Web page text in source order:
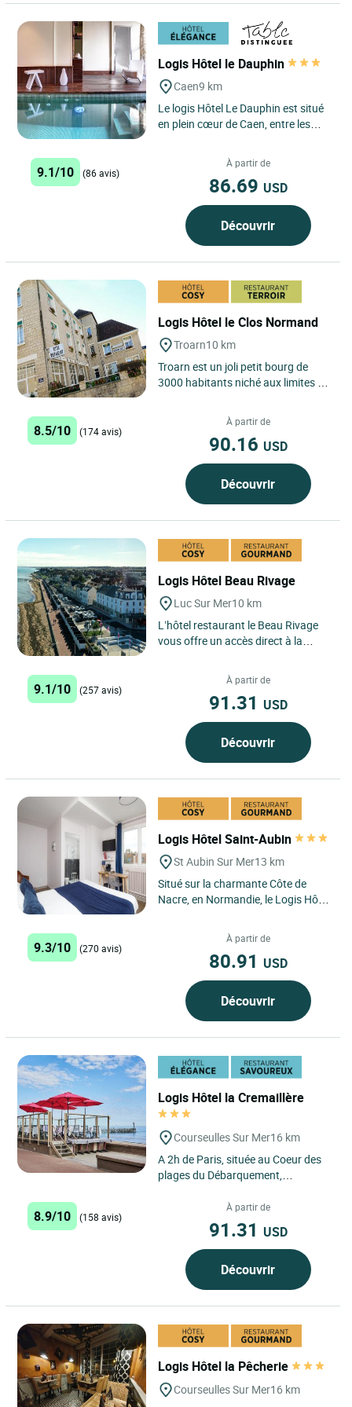
Logis Hôtel le Dauphin
Caen9 km
Le logis Hôtel Le Dauphin est situé
en plein cœur de Caen, entre les
de Guillaume Le...
9.1/10 (86 avis)
À partir de
86.69 USD
Découvrir
Logis Hôtel le Clos Normand
Troarn10 km
Troarn est un joli petit bourg de
3000 habitants niché aux limites du
Plaine de Caen. Traversé...
8.5/10 (174 avis)
À partir de
90.16 USD
Découvrir
Logis Hôtel Beau Rivage
Luc Sur Mer10 km
L’hôtel restaurant le Beau Rivage
vous offre un accès direct à la
vous propose des...
9.1/10 (257 avis)
À partir de
91.31 USD
Découvrir
Logis Hôtel Saint-Aubin
St Aubin Sur Mer13 km
Situé sur la charmante Côte de
Nacre, en Normandie, le Logis Hôtel
Mer bénéficie d’un...
9.3/10 (270 avis)
À partir de
80.91 USD
Découvrir
Logis Hôtel la Cremaillère
Courseulles Sur Mer16 km
A 2h de Paris, située au Coeur des
plages du Débarquement,
balnéaire ouverte et animée toute...
8.9/10 (158 avis)
À partir de
91.31 USD
Découvrir
Logis Hôtel la Pêcherie
Courseulles Sur Mer16 km